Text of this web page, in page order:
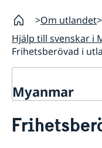
Om utlandet
Hjälp till svenskar i
Frihetsberövad i
Myanmar
Hjälp till